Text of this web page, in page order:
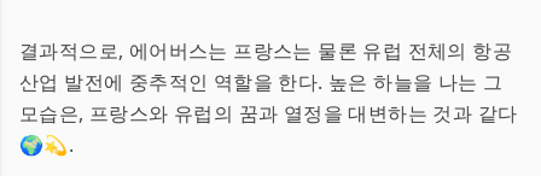
결과적으로, 에어버스는 프랑스는 물론 유럽 전체의 항공
산업 발전에 중추적인 역할을 한다. 높은 하늘을 나는 그
모습은, 프랑스와 유럽의 꿈과 열정을 대변하는 것과 같다
🌍💫.